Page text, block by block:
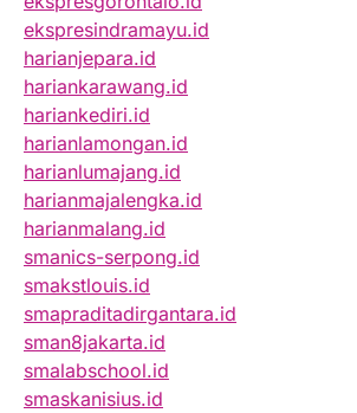
ekspresindramayu.id
harianjepara.id
hariankarawang.id
hariankediri.id
harianlamongan.id
harianlumajang.id
harianmajalengka.id
harianmalang.id
smanics-serpong.id
smakstlouis.id
smapraditadirgantara.id
sman8jakarta.id
smalabschool.id
smaskanisius.id